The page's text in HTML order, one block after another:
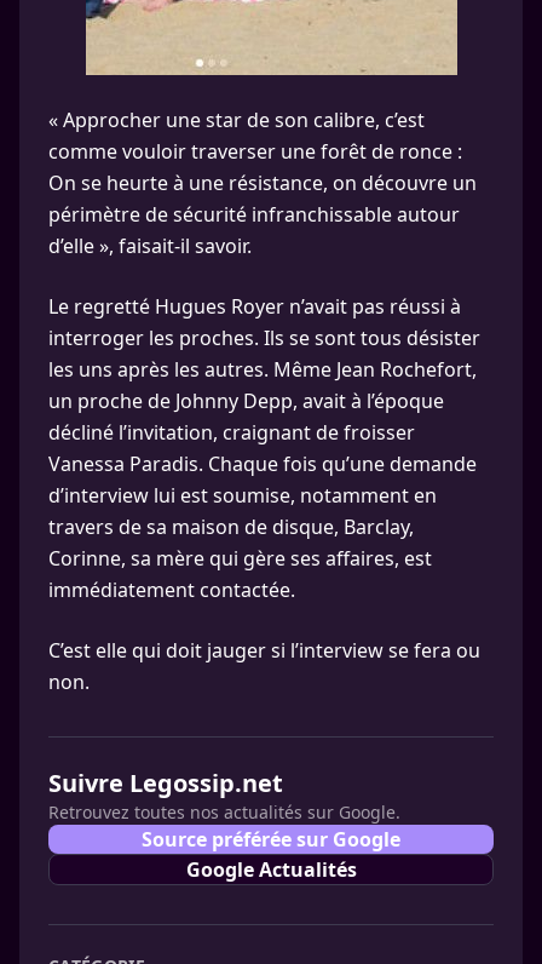
« Approcher une star de son calibre, c’est
comme vouloir traverser une forêt de ronce :
On se heurte à une résistance, on découvre un
périmètre de sécurité infranchissable autour
d’elle », faisait-il savoir.
Le regretté Hugues Royer n’avait pas réussi à
interroger les proches. Ils se sont tous désister
les uns après les autres. Même Jean Rochefort,
un proche de Johnny Depp, avait à l’époque
décliné l’invitation, craignant de froisser
Vanessa Paradis. Chaque fois qu’une demande
d’interview lui est soumise, notamment en
travers de sa maison de disque, Barclay,
Corinne, sa mère qui gère ses affaires, est
immédiatement contactée.
C’est elle qui doit jauger si l’interview se fera ou
non.
Suivre Legossip.net
Retrouvez toutes nos actualités sur Google.
Source préférée sur Google
Google Actualités